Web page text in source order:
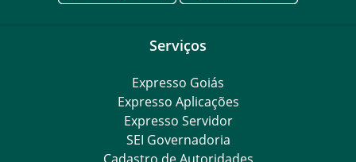
Serviços
Expresso Goiás
Expresso Aplicações
Expresso Servidor
SEI Governadoria